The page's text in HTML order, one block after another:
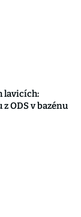
lavicích:
ODS v bazénu